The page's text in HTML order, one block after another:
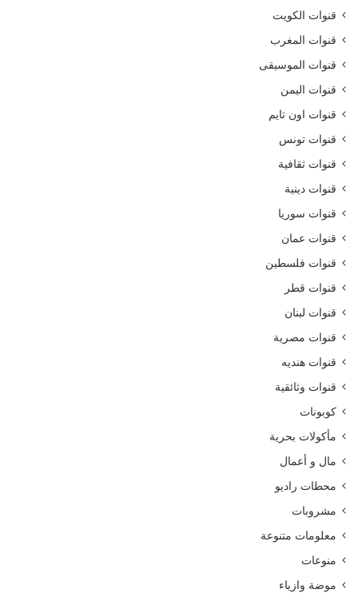
قنوات الكويت
قنوات المغرب
قنوات الموسيقى
قنوات اليمن
قنوات اون تايم
قنوات تونس
قنوات ثقافية
قنوات دينية
قنوات سوريا
قنوات عمان
قنوات فلسطين
قنوات قطر
قنوات لبنان
قنوات مصرية
قنوات هنديه
قنوات وثائقية
كوبونات
مأكولات بحرية
مال و أعمال
محطات راديو
مشروبات
معلومات متنوعة
منوعات
موضة وازياء